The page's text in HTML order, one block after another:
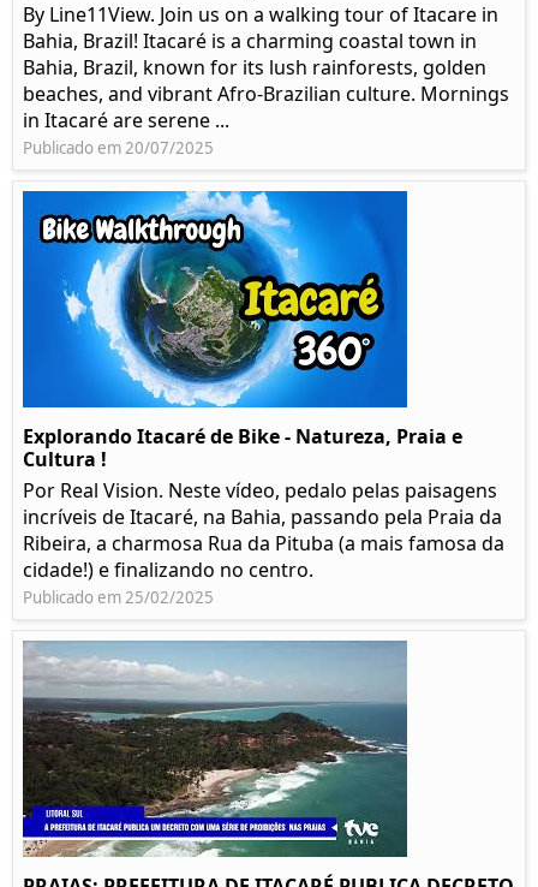
By Line11View. Join us on a walking tour of Itacare in
Bahia, Brazil! Itacaré is a charming coastal town in
Bahia, Brazil, known for its lush rainforests, golden
beaches, and vibrant Afro-Brazilian culture. Mornings
in Itacaré are serene ...
Publicado em 20/07/2025
Explorando Itacaré de Bike - Natureza, Praia e
Cultura !
Por Real Vision. Neste vídeo, pedalo pelas paisagens
incríveis de Itacaré, na Bahia, passando pela Praia da
Ribeira, a charmosa Rua da Pituba (a mais famosa da
cidade!) e finalizando no centro.
Publicado em 25/02/2025